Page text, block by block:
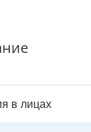
в лицах